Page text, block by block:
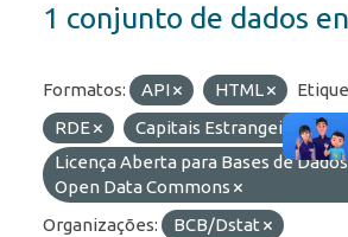
1 conjunto de dados
Formatos: API HTML
RDE
Capitais Estrangeiros
Licença Aberta para Bases de
Open Data Commons
Organizações:
BCB/Dstat